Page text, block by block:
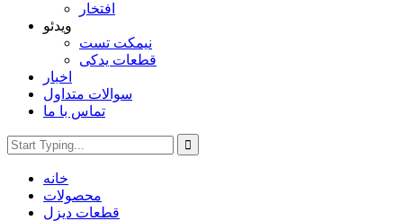
افتخار
ویدئو
نیمکت تست
قطعات یدکی
اخبار
سوالات متداول
تماس با ما
خانه
محصولات
قطعات دیزل